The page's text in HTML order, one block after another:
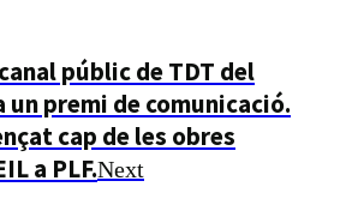
públic de TDT del
un premi de comunicació.
cap de les obres
a PLF.Next